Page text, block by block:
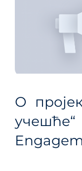
О